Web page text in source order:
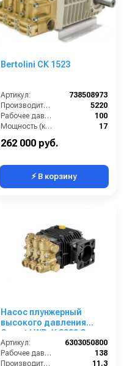
Bertolini CK 1523
Артикул:
738508973
Производительность (л/ч):
5220
Рабочее давление (бар):
100
Мощность (кВт):
17
262 000 руб.
⚡ В корзину
Насос плунжерный
высокого давления
Comet LWD-K 3020 G
(11,3/138) 3400 об/мин. ø
3/4” п.в.
Артикул:
6303050800
Рабочее давление (бар):
138
Производительность (л/мин):
11.3